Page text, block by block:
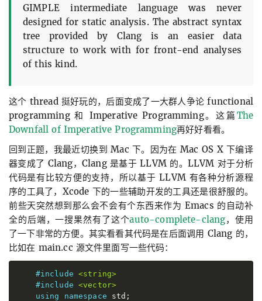
GIMPLE intermediate language was never
designed for static analysis. The abstract syntax
tree provided by Clang is an easier data
structure to work with for front-end analyses
of this kind.
这个 thread 挺好玩的，后面变成了一大群人争论 functional
programming 和 Imperative Programming。这篇 The
Downfall of Imperative Programming再好好看看。
回到正题，我最近切换到 Mac 下。因为在 Mac OS X 下编译
器变成了 Clang，Clang 是基于 LLVM 的。LLVM 对于分析
代码是有比较方便的支持，所以基于 LLVM 有各种分析源程
序的工具了，Xcode 下的一些辅助开发的工具还是很舒服的。
前些天突然想到那么会不会有个东西来作为 Emacs 的自动补
全的后端，一搜果然有了这个auto-complete-clang，使用
了一下非常的方便。其实看看其代码是在后面调用 Clang 的，
比如在 main.cc 源文件里面写一些代码：
#include <string>
#include <vector>
using
namespace std ;